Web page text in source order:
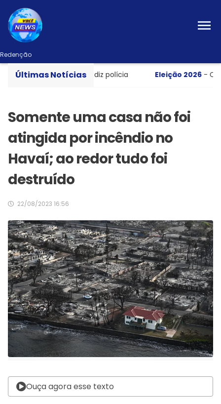
Redenção
Últimas Notícias
em apartamento, diz polícia Eleição 2026-
Somente uma casa não foi
atingida por incêndio no
Havaí; ao redor tudo foi
destruído
22/08/2023 16:56
Ouça agora esse texto